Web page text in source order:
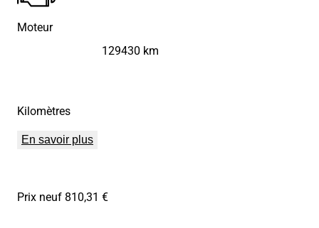
Moteur
Kilomètres
129430 km
En savoir plus
Prix neuf 810,31 €